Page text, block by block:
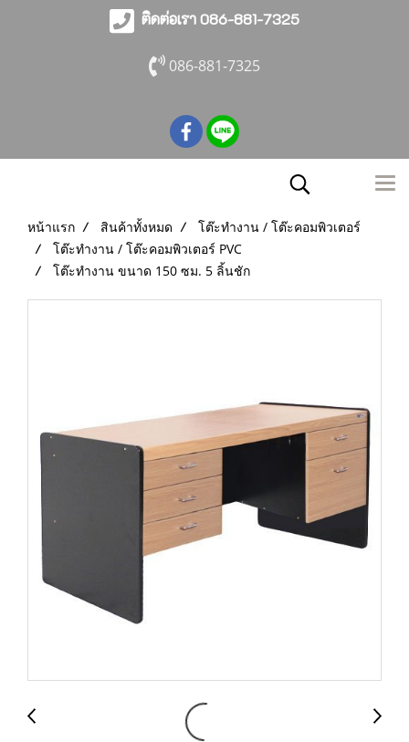
ติดต่อเรา 086-881-7325
086-881-7325
หน้าแรก สินค้าทั้งหมด
โต๊ะทำงาน / โต๊ะคอมพิวเตอร์
โต๊ะทำงาน / โต๊ะคอมพิวเตอร์ PVC
โต๊ะทำงาน ขนาด 150 ซม. 5 ลิ้นชัก